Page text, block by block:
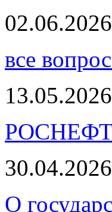
02.06.2026
все
13.05.2026
30.04.2026
О